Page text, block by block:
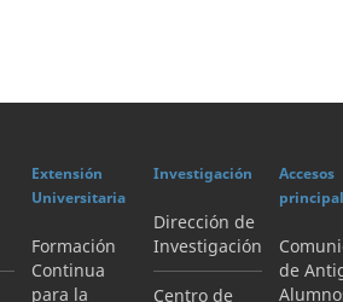
Extensión
Universitaria
Formación
Continua
para la
Investigación
Dirección de
Investigación
Centro de
Accesos
de